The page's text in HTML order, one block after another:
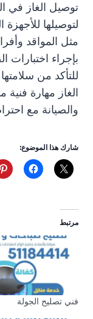
توصيل الغاز في
لتوصيلها
مثل المواقد
بإجراء اختبارات
للتأكد من
الغاز مهارة
والصيانة مع
شارك هذا الموضوع:
مرتبط
فني تصليح الجولة